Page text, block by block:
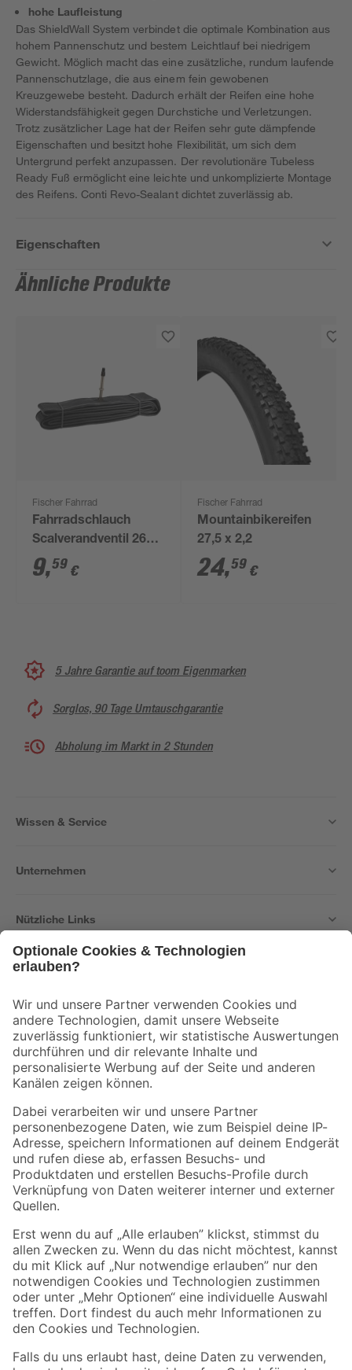
hohe Laufleistung
Das ShieldWall System verbindet die optimale Kombination aus
hohem Pannenschutz und bestem Leichtlauf bei niedrigem
Gewicht. Möglich macht das eine zusätzliche, rundum laufende
Pannenschutzlage, die aus einem fein gewobenen
Kreuzgewebe besteht. Dadurch erhält der Reifen eine hohe
Widerstandsfähigkeit gegen Durchstiche und Verletzungen.
Trotz zusätzlicher Lage hat der Reifen sehr gute dämpfende
Eigenschaften und besitzt hohe Flexibilität, um sich dem
Untergrund perfekt anzupassen. Der revolutionäre Tubeless
Ready Fuß ermöglicht eine leichte und unkomplizierte Montage
des Reifens. Conti Revo-Sealant dichtet zuverlässig ab.
Eigenschaften
Ähnliche Produkte
Fischer Fahrrad
Fahrradschlauch
Scalverandventil 26
Zoll
9,59 €
Fischer Fahrrad
Mountainbikereifen
27,5 x 2,2
24,59 €
5 Jahre Garantie auf toom Eigenmarken
Sorglos, 90 Tage Umtauschgarantie
Abholung im Markt in 2 Stunden
Wissen & Service
Unternehmen
Nützliche Links
Der toom Newsletter: Keine Angebote und Aktionen mehr verpassen!
Zur Newsletter Anmeldung
Folge uns
Zahlungsarten Versandarten
Sicher einkaufen
Jetzt die toom-App herunterladen